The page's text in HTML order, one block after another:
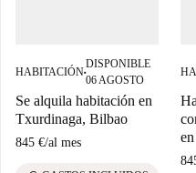
HABITACIÓN■
DISPONIBLE
06 AGOSTO
Se alquila habitación en
Txurdinaga, Bilbao
845 €/al mes